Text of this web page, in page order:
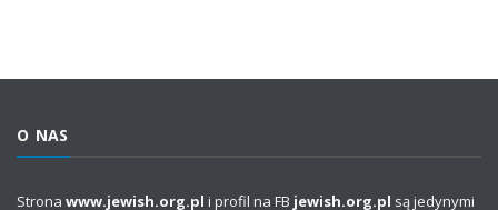
O NAS
Strona www.jewish.org.pl i profil na FB jewish.org.pl są jedynymi